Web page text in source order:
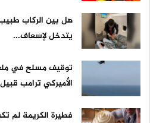
هل بين الركاب
يتدخل لإسعاف...
توقيف مسلح في
الأميركي ترامب
فطيرة الكريمة